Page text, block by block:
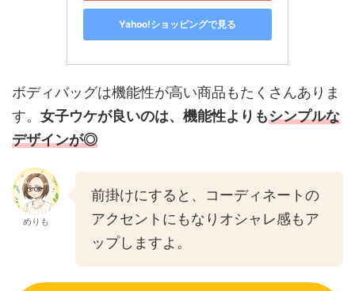
Yahoo!ショッピングで見る
ボディバッグは機能性が高い商品もたくさんありま
す。 女子ウケが良いのは、機能性よりもシンプルな
デザインが◎
めりも
前掛けにすると、コーディネートの
アクセントにもなりオシャレ感もア
ップしますよ。